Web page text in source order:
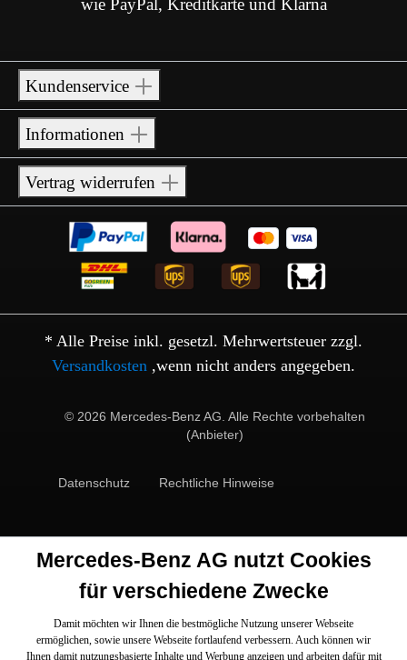
wie PayPal, Kreditkarte und Klarna
Kundenservice
Informationen
Vertrag widerrufen
* Alle Preise inkl. gesetzl. Mehrwertsteuer zzgl.
Versandkosten ,wenn nicht anders angegeben.
© 2026 Mercedes-Benz AG. Alle Rechte vorbehalten
(Anbieter)
Datenschutz Rechtliche Hinweise
Mercedes-Benz AG nutzt Cookies
für verschiedene Zwecke
Damit möchten wir Ihnen die bestmögliche Nutzung unserer Webseite
ermöglichen, sowie unsere Webseite fortlaufend verbessern. Auch können wir
Ihnen damit nutzungsbasierte Inhalte und Werbung anzeigen und arbeiten dafür mit